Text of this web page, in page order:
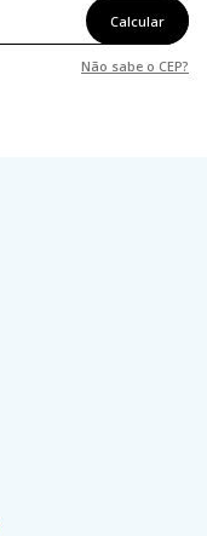
Calcular
Não sabe o CEP?